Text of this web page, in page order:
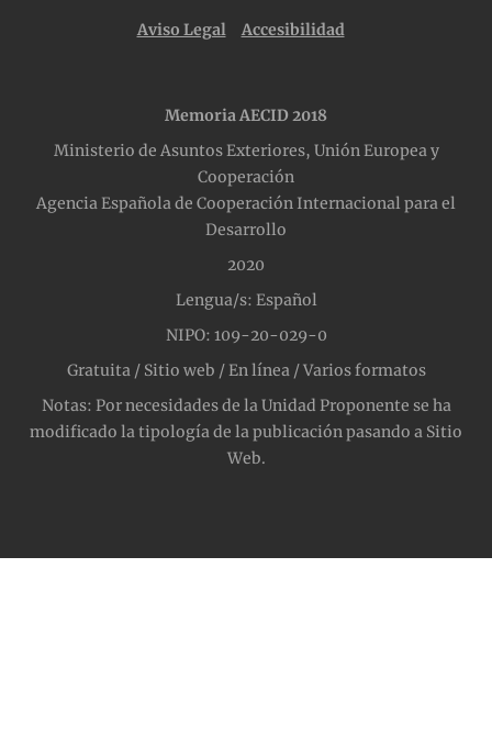
Aviso Legal Accesibilidad
Memoria AECID 2018
Ministerio de Asuntos Exteriores, Unión Europea y
Cooperación
Agencia Española de Cooperación Internacional para el
Desarrollo
2020
Lengua/s: Español
NIPO: 109-20-029-0
Gratuita / Sitio web / En línea / Varios formatos
Notas: Por necesidades de la Unidad Proponente se ha
modificado la tipología de la publicación pasando a Sitio
Web.